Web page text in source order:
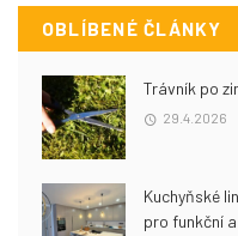
OBLÍBENÉ ČLÁNKY
Trávník po
29.4.2026
Kuchyňské
pro funkční